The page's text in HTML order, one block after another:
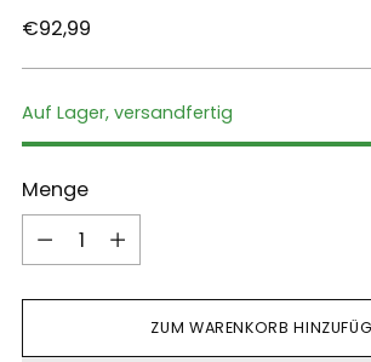
Regulärer
€92,99
Auf Lager, versandfertig
Menge
Menge
ZUM WARENKORB